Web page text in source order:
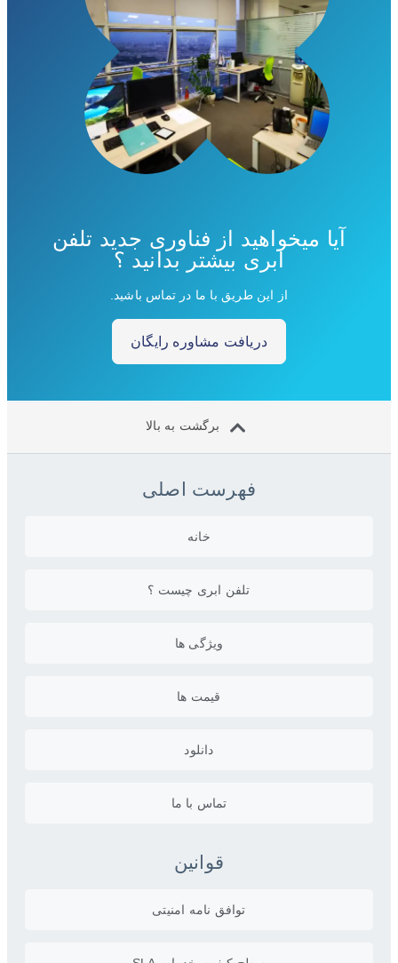
آیا میخواهید از فناوری جدید تلفن
ابری بیشتر بدانید ؟
از این طریق با ما در تماس باشید.
دریافت مشاوره رایگان
برگشت به بالا
فهرست اصلی
خانه
تلفن ابری چیست ؟
ویژگی ها
قیمت ها
دانلود
تماس با ما
قوانین
توافق نامه امنیتی